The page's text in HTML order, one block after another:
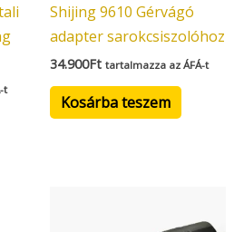
t
Shijing 9610 Gérvágó
adapter sarokcsiszolóhoz
34.900Ft tartalmazza az ÁFÁ-t
Kosárba teszem